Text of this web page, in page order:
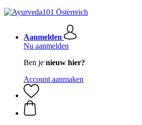
Aanmelden
Nu aanmelden
Ben je nieuw hier?
Account aanmaken